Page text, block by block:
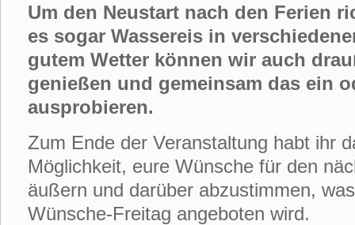
Um den Neustart nach den Ferien
es sogar Wassereis in
gutem Wetter können wir auch
genießen und gemeinsam das ein
ausprobieren.
Zum Ende der Veranstaltung habt ihr
Möglichkeit, eure Wünsche für den
äußern und darüber abzustimmen,
Wünsche-Freitag angeboten wird.